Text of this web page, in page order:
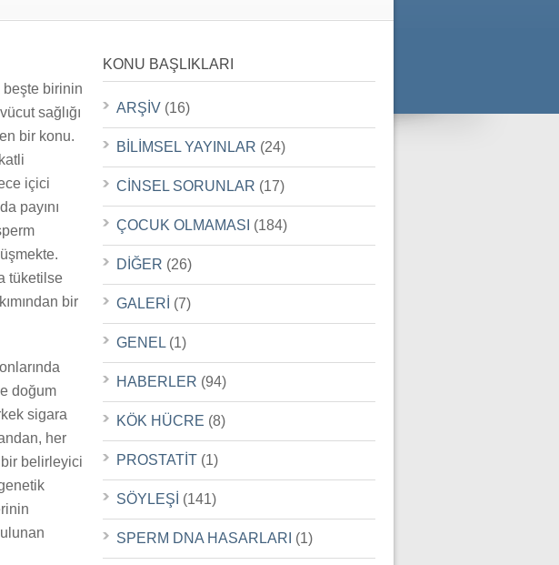
beşte birinin
sağlığı
bir konu.
içici
payını
tüketilse
bir
doğum
sigara
her
bir belirleyici
KONU BAŞLIKLARI
ARŞİV (16)
BİLİMSEL YAYINLAR (24)
CİNSEL SORUNLAR (17)
ÇOCUK OLMAMASI (184)
DİĞER (26)
GALERİ (7)
GENEL (1)
HABERLER (94)
KÖK HÜCRE (8)
PROSTATİT (1)
SÖYLEŞİ (141)
SPERM DNA HASARLARI (1)